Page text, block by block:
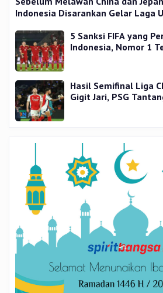
Indonesia Disarankan Gelar Laga
5 Sanksi FIFA yang
Indonesia, Nomor 1
Hasil Semifinal Liga
Gigit Jari, PSG